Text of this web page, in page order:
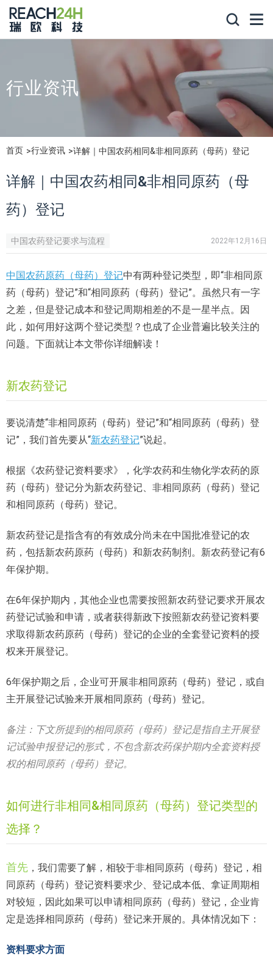
行业资讯
首页 行业资讯 详解｜中国农药相同&非相同原药（母药）登记
详解｜中国农药相同&非相同原药（母
药）登记
中国农药登记要求与流程
新农药登记要求与申报流程
2022年12月16日
中国农药原药（母药）登记中有两种登记类型，即“非相同原
药（母药）登记”和“相同原药（母药）登记”。虽然只有一字
之差，但是登记成本和登记周期相差的不是一星半点。因
此，如何用好这两个登记类型？也成了企业普遍比较关注的
问题。下面就让本文带你详细解读！
新农药登记
要说清楚“非相同原药（母药）登记”和“相同原药（母药）登
记”，我们首先要从“新农药登记”说起。
根据《农药登记资料要求》，化学农药和生物化学农药的原
药（母药）登记分为新农药登记、非相同原药（母药）登记
和相同原药（母药）登记。
新农药登记是指含有的有效成分尚未在中国批准登记的农
药，包括新农药原药（母药）和新农药制剂。新农药登记有6
年保护期。
在6年保护期内，其他企业也需要按照新农药登记要求开展农
药登记试验和申请，或者获得新政下按照新农药登记资料要
求取得新农药原药（母药）登记的企业的全套登记资料的授
权来开展登记。
6年保护期之后，企业可开展非相同原药（母药）登记，或自
主开展登记试验来开展相同原药（母药）登记。
备注：下文所提到的相同原药（母药）登记是指自主开展登
记试验申报登记的形式，不包含新农药保护期内全套资料授
权的相同原药（母药）登记。
如何进行非相同&相同原药（母药）登记类型的
选择？
首先 ，我们需要了解，相较于非相同原药（母药）登记，相
同原药（母药）登记资料要求少、登记成本低、拿证周期相
对较短，因此如果可以申请相同原药（母药）登记，企业肯
定是选择相同原药（母药）登记来开展的。具体情况如下：
资料要求方面